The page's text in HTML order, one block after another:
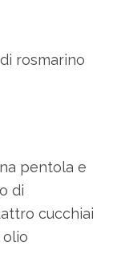
rosmarino
pentola e
di
cucchiai
olio